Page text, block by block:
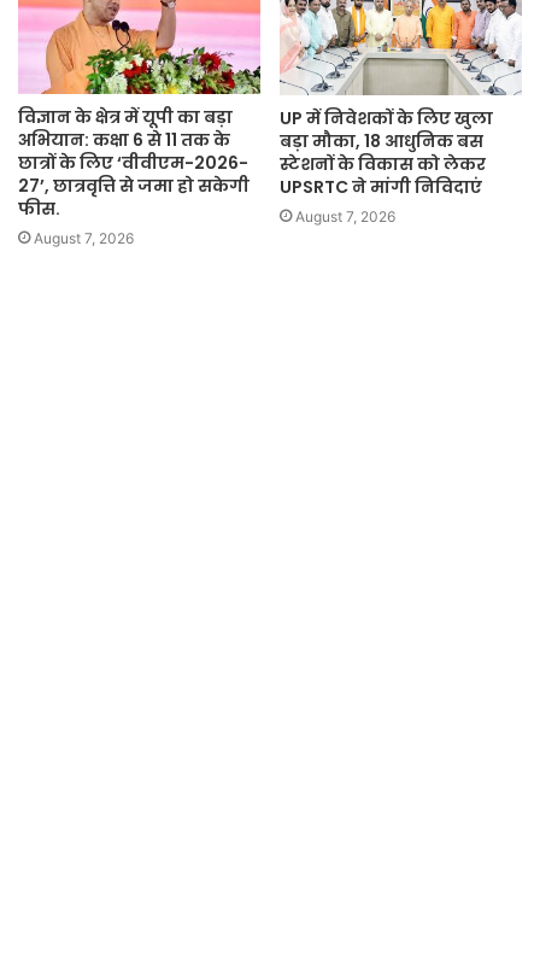
विज्ञान के क्षेत्र में यूपी का बड़ा
अभियान: कक्षा 6 से 11 तक के
छात्रों के लिए ‘वीवीएम-2026-
27’, छात्रवृत्ति से जमा हो सकेगी
फीस.
August 7, 2026
UP में निवेशकों के लिए खुला
बड़ा मौका, 18 आधुनिक बस
स्टेशनों के विकास को लेकर
UPSRTC ने मांगी निविदाएं
August 7, 2026